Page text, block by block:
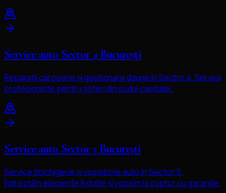
Service auto Sector 4 București
Reparații caroserie și gestionare daune în Sector 4. Servicii
profesioniste pentru șoferi din sudul capitalei.
Service auto Sector 5 București
Service tinichigerie și vopsitorie auto în Sector 5.
Îndreptăm elemente îndoite și vopsim la cuptor cu garanție.